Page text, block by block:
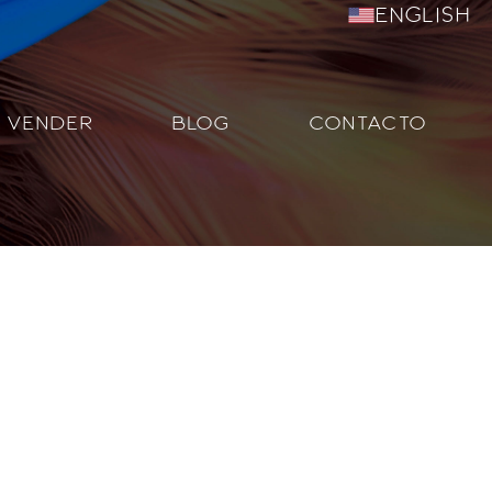
English
VENDER BLOG CONTACTO